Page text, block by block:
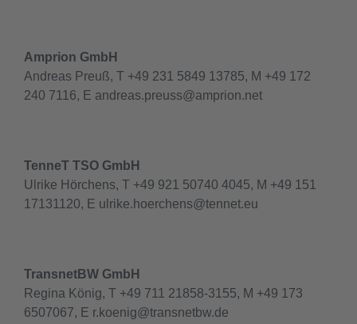
Amprion GmbH
Andreas Preuß, T +49 231 5849 13785, M +49 172
240 7116, E andreas.preuss@amprion.net
TenneT TSO GmbH
Ulrike Hörchens, T +49 921 50740 4045, M +49 151
17131120, E ulrike.hoerchens@tennet.eu
TransnetBW GmbH
Regina König, T +49 711 21858-3155, M +49 173
6507067, E r.koenig@transnetbw.de